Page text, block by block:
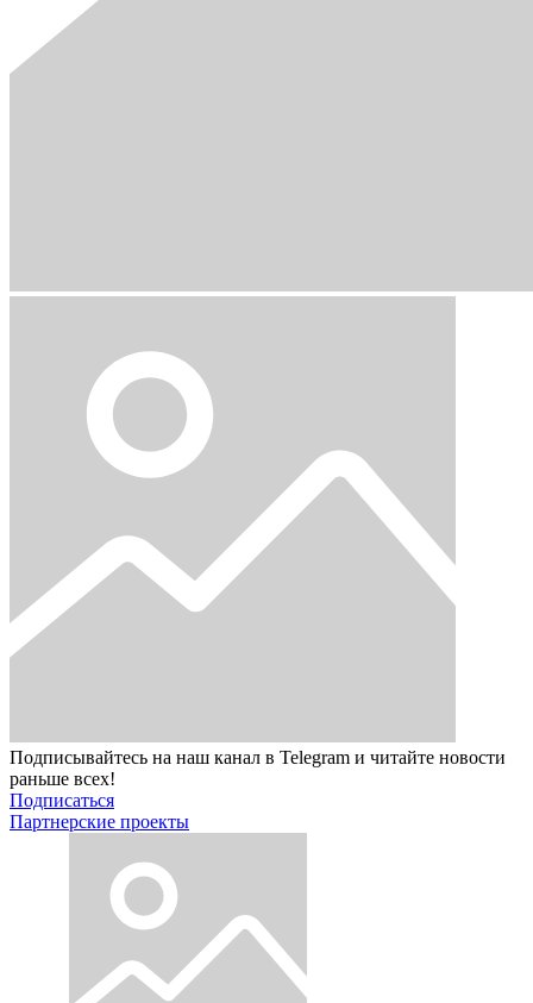
Подписывайтесь на наш канал в Telegram и читайте новости
раньше всех!
Подписаться
Партнерские проекты